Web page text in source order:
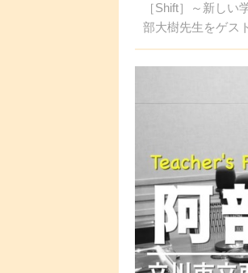
［Shift］～新し
部大樹先生をゲス